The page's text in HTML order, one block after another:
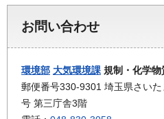
お問い合わせ
環境部 大気環境課 規制・化学物
郵便番号330-9301 埼玉県さい
号 第三庁舎3階